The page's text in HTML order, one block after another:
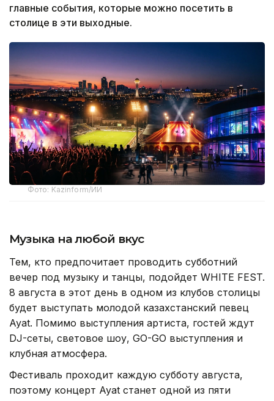
главные события, которые можно посетить в
столице в эти выходные.
Фото: Kazinform/ИИ
Музыка на любой вкус
Тем, кто предпочитает проводить субботний
вечер под музыку и танцы, подойдет WHITE FEST.
8 августа в этот день в одном из клубов столицы
будет выступать молодой казахстанский певец
Ayat. Помимо выступления артиста, гостей ждут
DJ-сеты, световое шоу, GO-GO выступления и
клубная атмосфера.
Фестиваль проходит каждую субботу августа,
поэтому концерт Ayat станет одной из пяти